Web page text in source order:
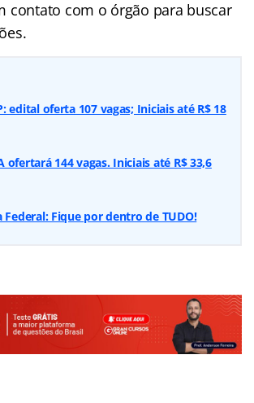
contato com o órgão para buscar
edital oferta 107 vagas; Iniciais até R$ 18
ofertará 144 vagas. Iniciais até R$ 33,6
Federal: Fique por dentro de TUDO!